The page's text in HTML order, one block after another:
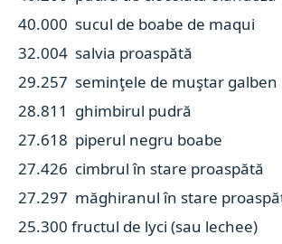
40.000 sucul de boabe de maqui
32.004 salvia proaspătă
29.257 seminţele de muştar galben
28.811 ghimbirul pudră
27.618 piperul negru boabe
27.426 cimbrul în stare proaspătă
27.297 măghiranul în stare
25.300 fructul de lyci (sau lechee)